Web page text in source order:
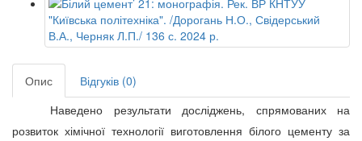
Опис
Відгуків (0)
Наведено результати досліджень, спрямованих на
розвиток хімічної технології виготовлення білого цементу за